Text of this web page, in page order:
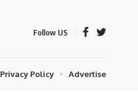
Follow US
Privacy Policy Advertise